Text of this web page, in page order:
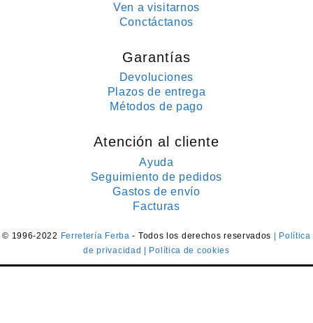
Ven a visitarnos
Conctáctanos
Garantías
Devoluciones
Plazos de entrega
Métodos de pago
Atención al cliente
Ayuda
Seguimiento de pedidos
Gastos de envío
Facturas
© 1996-2022 Ferretería Ferba- Todos los derechos reservados
| Política
de privacidad
| Política de cookies